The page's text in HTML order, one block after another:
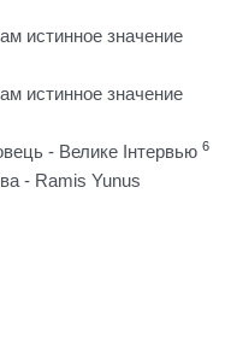
истинное значение
истинное значение
- Велике Інтервью 6
- Ramis Yunus